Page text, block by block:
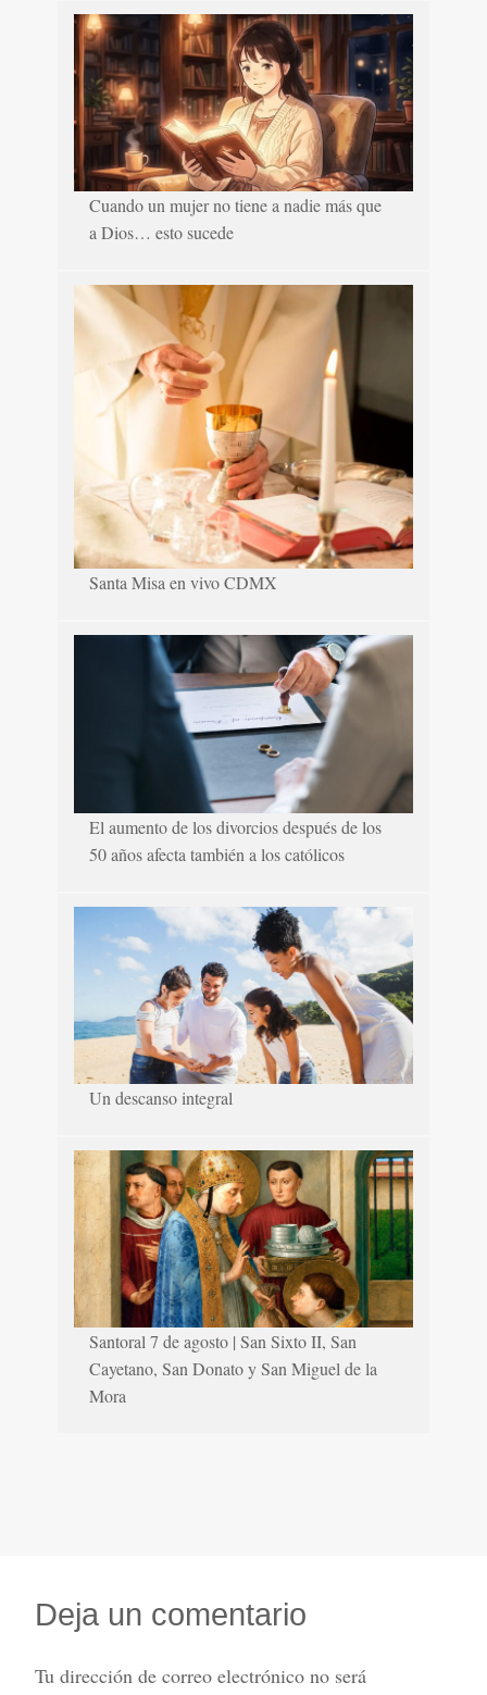
Cuando un mujer no tiene a nadie más que
a Dios… esto sucede
Santa Misa en vivo CDMX
El aumento de los divorcios después de los
50 años afecta también a los católicos
Un descanso integral
Santoral 7 de agosto | San Sixto II, San
Cayetano, San Donato y San Miguel de la
Mora
Deja un comentario
Tu dirección de correo electrónico no será